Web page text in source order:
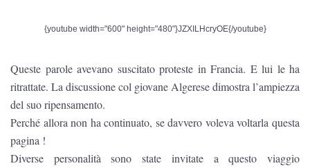
{youtube width="600" height="480"}JZXILHcryOE{/youtube}
Queste parole avevano suscitato proteste in Francia. E lui le ha
ritrattate. La discussione col giovane Algerese dimostra l’ampiezza
del suo ripensamento.
Perché allora non ha continuato, se davvero voleva voltarla questa
pagina !
Diverse personalità sono state invitate a questo viaggio